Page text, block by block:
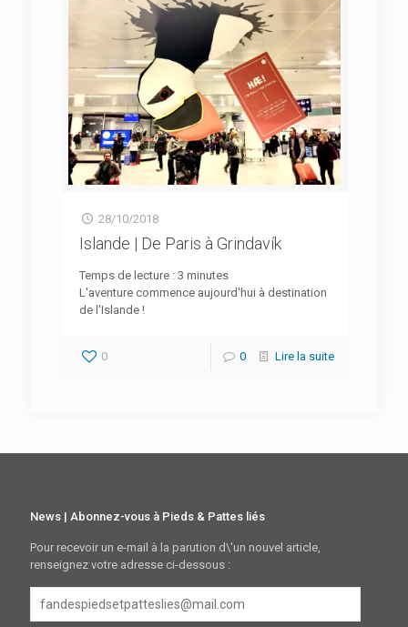
28/10/2018
Islande | De Paris à Grindavík
Temps de lecture : 3 minutes
L'aventure commence aujourd'hui à destination
de l'Islande !
0 0 Lire la suite
News | Abonnez-vous à Pieds & Pattes liés
Pour recevoir un e-mail à la parution d\'un nouvel article,
renseignez votre adresse ci-dessous :